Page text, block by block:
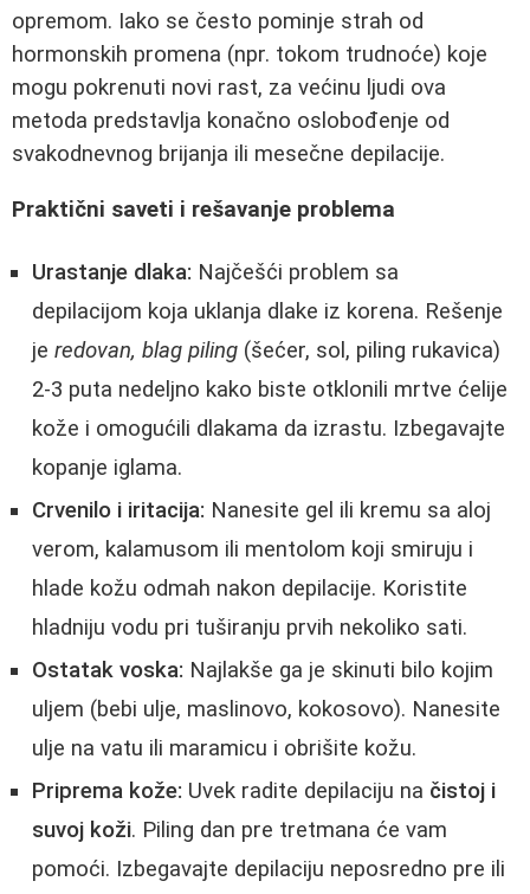
opremom. Iako se često pominje strah od
hormonskih promena (npr. tokom trudnoće) koje
mogu pokrenuti novi rast, za većinu ljudi ova
metoda predstavlja konačno oslobođenje od
svakodnevnog brijanja ili mesečne depilacije.
Praktični saveti i rešavanje problema
Urastanje dlaka: Najčešći problem sa
depilacijom koja uklanja dlake iz korena. Rešenje
je redovan, blag piling (šećer, sol, piling rukavica)
2-3 puta nedeljno kako biste otklonili mrtve ćelije
kože i omogućili dlakama da izrastu. Izbegavajte
kopanje iglama.
Crvenilo i iritacija: Nanesite gel ili kremu sa aloj
verom, kalamusom ili mentolom koji smiruju i
hlade kožu odmah nakon depilacije. Koristite
hladniju vodu pri tuširanju prvih nekoliko sati.
Ostatak voska: Najlakše ga je skinuti bilo kojim
uljem (bebi ulje, maslinovo, kokosovo). Nanesite
ulje na vatu ili maramicu i obrišite kožu.
Priprema kože: Uvek radite depilaciju na čistoj i
suvoj koži. Piling dan pre tretmana će vam
pomoći. Izbegavajte depilaciju neposredno pre ili